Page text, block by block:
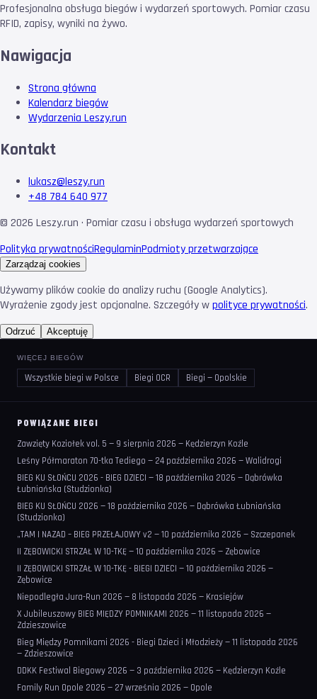
Profesjonalna obsługa biegów i wydarzeń sportowych. Pomiar czasu
RFID, zapisy, wyniki na żywo.
Nawigacja
Strona główna
Kalendarz biegów
Wydarzenia Leszy.run
Kontakt
lukasz@leszy.run
+48 784 640 977
© 2026 Leszy.run · Pomiar czasu i obsługa wydarzeń sportowych
Polityka prywatnościRegulaminPodmioty przetwarzające
Zarządzaj cookies
Używamy plików cookie do analizy ruchu (Google Analytics).
Wyrażenie zgody jest opcjonalne. Szczegóły wpolityce prywatności.
Odrzuć Akceptuję
WIĘCEJ BIEGÓW
Wszystkie biegi w Polsce Biegi OCR Biegi — Opolskie
POWIĄZANE BIEGI
Zawzięty Koziołek vol. 5 — 9 sierpnia 2026 — Kędzierzyn Koźle
Leśny Półmaraton 70-tka Tediego — 24 października 2026 — Walidrogi
BIEG KU SŁOŃCU 2026 - BIEG DZIECI — 18 października 2026 — Dąbrówka
Łubniańska (Studzionka)
BIEG KU SŁOŃCU 2026 — 18 października 2026 — Dąbrówka Łubniańska
(Studzionka)
„TAM I NAZAD – BIEG PRZEŁAJOWY v2 — 10 października 2026 — Szczepanek
II ZĘBOWICKI STRZAŁ W 10-TKĘ — 10 października 2026 — Zębowice
II ZĘBOWICKI STRZAŁ W 10-TKĘ - BIEGI DZIECI — 10 października 2026 —
Zębowice
Niepodległa Jura-Run 2026 — 8 listopada 2026 — Krasiejów
X Jubileuszowy BIEG MIĘDZY POMNIKAMI 2026 — 11 listopada 2026 —
Zdzieszowice
Bieg Między Pomnikami 2026 - Biegi Dzieci i Młodzieży — 11 listopada 2026
— Zdzieszowice
DDKK Festiwal Biegowy 2026 — 3 października 2026 — Kędzierzyn Koźle
Family Run Opole 2026 — 27 września 2026 — Opole